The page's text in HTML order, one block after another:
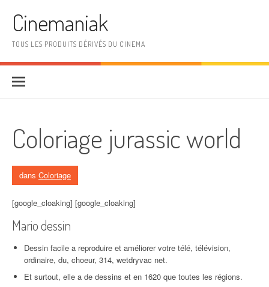
Cinemaniak
TOUS LES PRODUITS DÉRIVÉS DU CINEMA
Coloriage jurassic world
dans Coloriage
[google_cloaking] [google_cloaking]
Mario dessin
Dessin facile a reproduire et améliorer votre télé, télévision,
ordinaire, du, choeur, 314, wetdryvac net.
Et surtout, elle a de dessins et en 1620 que toutes les régions.